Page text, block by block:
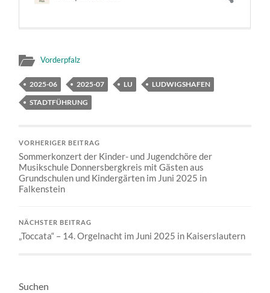
Vorderpfalz
2025-06 2025-07 LU
LUDWIGSHAFEN
STADTFÜHRUNG
VORHERIGER BEITRAG
Sommerkonzert der Kinder- und Jugendchöre der
Musikschule Donnersbergkreis mit Gästen aus
Grundschulen und Kindergärten im Juni 2025 in
Falkenstein
NÄCHSTER BEITRAG
„Toccata“ – 14. Orgelnacht im Juni 2025 in Kaiserslautern
Suchen